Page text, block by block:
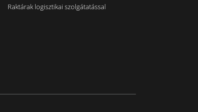
Raktárak logisztikai szolgátatással